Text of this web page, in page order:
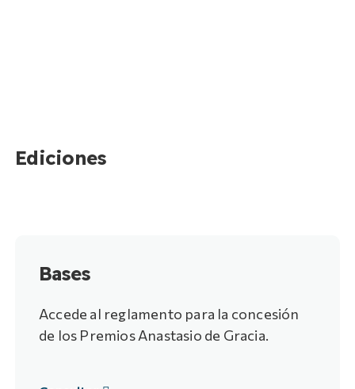
Ediciones
Bases
Accede al reglamento para la concesión
de los Premios Anastasio de Gracia.